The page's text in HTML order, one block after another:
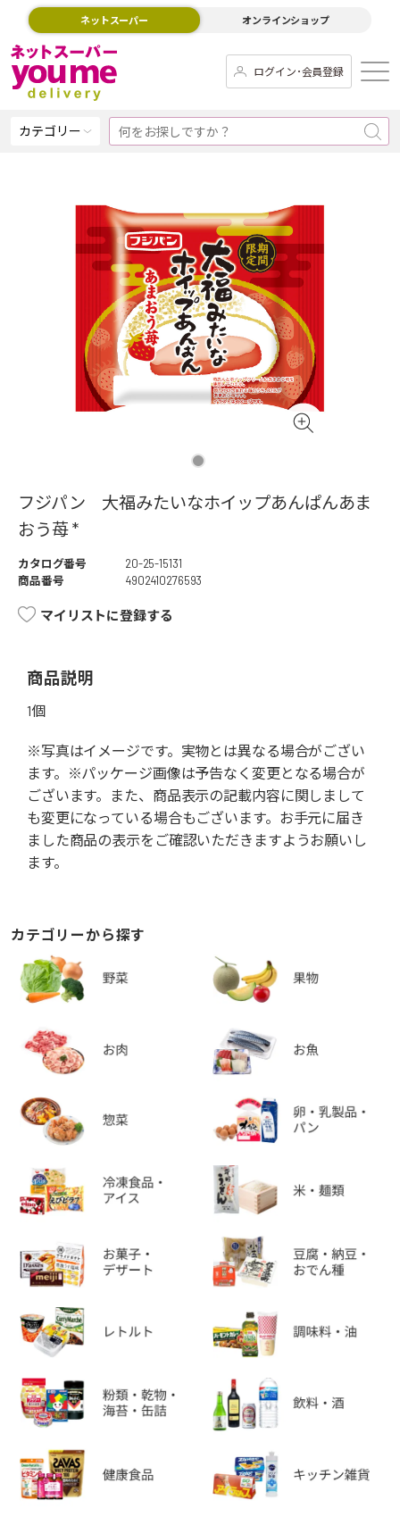
ネットスーパー オンラインショップ
ログイン･会員登録
カテゴリー
フジパン 大福みたいなホイップあんぱんあま
おう苺 *
カタログ番号
20-25-15131
商品番号
4902410276593
マイリストに登録する
商品説明
1個
※写真はイメージです。実物とは異なる場合がござい
ます。※パッケージ画像は予告なく変更となる場合が
ございます。また、商品表示の記載内容に関しまして
も変更になっている場合もございます。お手元に届き
ました商品の表示をご確認いただきますようお願いし
ます。
カテゴリーから探す